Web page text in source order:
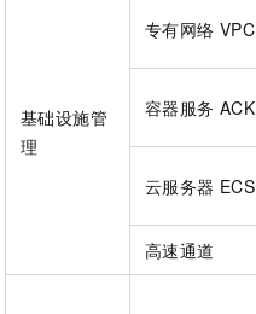
基础设施管
理
专有网络 VPC
容器服务 ACK
云服务器 ECS
高速通道